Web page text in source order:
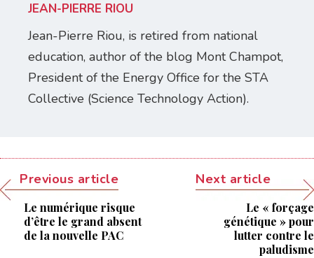
JEAN-PIERRE RIOU
Jean-Pierre Riou, is retired from national
education, author of the blog Mont Champot,
President of the Energy Office for the STA
Collective (Science Technology Action).
Previous article
Le numérique risque
d’être le grand absent
de la nouvelle PAC
Next article
Le « forçage
génétique » pour
lutter contre le
paludisme